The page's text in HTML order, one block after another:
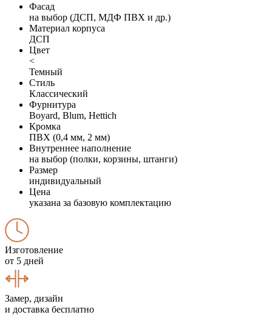
Фасад
на выбор (ДСП, МДФ ПВХ и др.)
Материал корпуса
ДСП
Цвет
<
Темный
Стиль
Классический
Фурнитура
Boyard, Blum, Hettich
Кромка
ПВХ (0,4 мм, 2 мм)
Внутреннее наполнение
на выбор (полки, корзины, штанги)
Размер
индивидуальный
Цена
указана за базовую комплектацию
Изготовление
от 5 дней
Замер, дизайн
и доставка бесплатно